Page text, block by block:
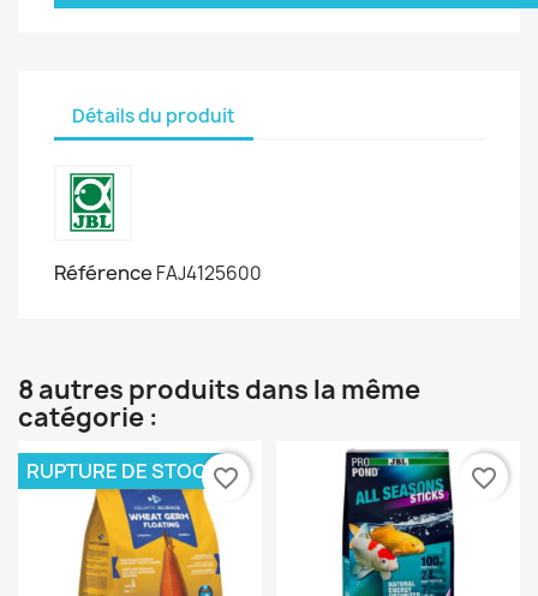
Détails du produit
Référence FAJ4125600
8 autres produits dans la même
catégorie :
RUPTURE DE STOCKfavorite_border favorite_border